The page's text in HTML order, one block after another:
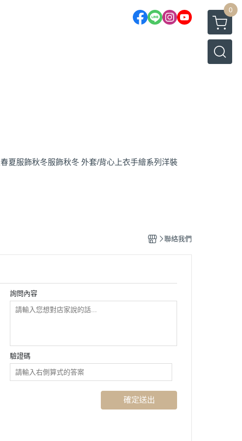
0
春夏服飾秋冬服飾秋冬 外套/背心 上衣手繪系列 洋裝
聯絡我們
詢問內容
驗證碼
確定送出